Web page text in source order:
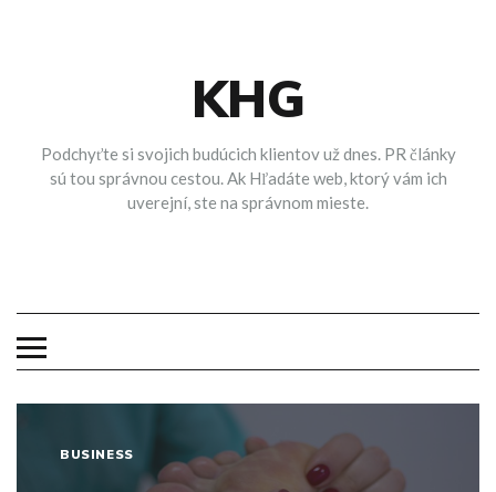
KHG
Podchyťte si svojich budúcich klientov už dnes. PR články
sú tou správnou cestou. Ak Hľadáte web, ktorý vám ich
uverejní, ste na správnom mieste.
BUSINESS